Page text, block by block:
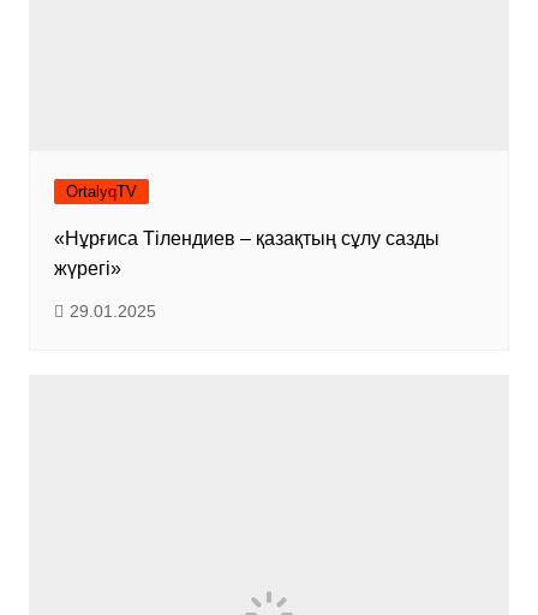
OrtalyqTV
«Нұрғиса Тілендиев – қазақтың сұлу сазды
жүрегі»
29.01.2025